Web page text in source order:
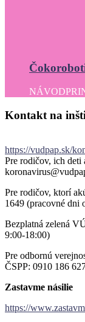
NÁVOD
Kontakt na
https://vudpap.sk/
Pre rodičov, ich deti
Pre rodičov, ktorí
1649 (pracovné dni
Bezplatná zelená
9:00-18:00)
Pre odbornú
ČSPP: 0910 186
Zastavme násilie
https://